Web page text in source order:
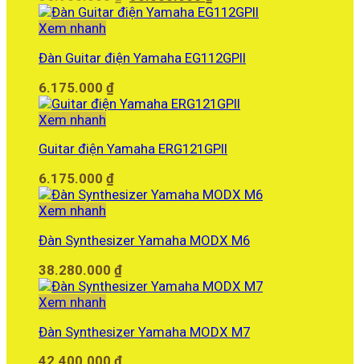
gốc
hiện
30.000.000 ₫.
Xem nhanh
Đàn Guitar điện Yamaha EG112GPII
6.175.000 ₫
Xem nhanh
Guitar điện Yamaha ERG121GPII
6.175.000 ₫
Xem nhanh
Đàn Synthesizer Yamaha MODX M6
38.280.000 ₫
Xem nhanh
Đàn Synthesizer Yamaha MODX M7